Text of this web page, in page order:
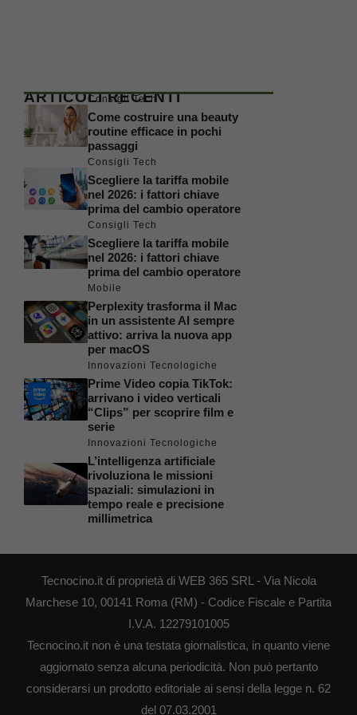
ARTICOLI RECENTI
Consigli Tech
Come costruire una beauty
routine efficace in pochi
passaggi
Consigli Tech
Scegliere la tariffa mobile
nel 2026: i fattori chiave
prima del cambio operatore
Consigli Tech
Scegliere la tariffa mobile
nel 2026: i fattori chiave
prima del cambio operatore
Mobile
Perplexity trasforma il Mac
in un assistente AI sempre
attivo: arriva la nuova app
per macOS
Innovazioni Tecnologiche
Prime Video copia TikTok:
arrivano i video verticali
“Clips” per scoprire film e
serie
Innovazioni Tecnologiche
L’intelligenza artificiale
rivoluziona le missioni
spaziali: simulazioni in
tempo reale e precisione
millimetrica
Tecnocino.it di proprietà di WEB 365 SRL - Via Nicola
Marchese 10, 00141 Roma (RM) - Codice Fiscale e Partita
I.V.A. 12279101005
Tecnocino.it non è una testata giornalistica, in quanto viene
aggiornato senza alcuna periodicità. Non può pertanto
considerarsi un prodotto editoriale ai sensi della legge n. 62
del 07.03.2001